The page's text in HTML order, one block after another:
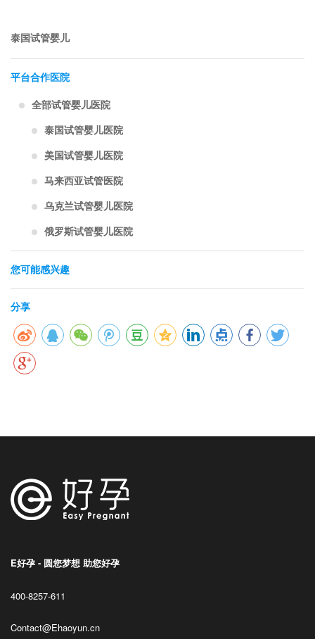
泰国试管婴儿
平台合作医院
全部试管婴儿医院
泰国试管婴儿医院
美国试管婴儿医院
马来西亚试管医院
乌克兰试管婴儿医院
俄罗斯试管婴儿医院
您可能感兴趣
分享
E好孕 - 圆您梦想 助您好孕
400-8257-611
Contact@Ehaoyun.cn